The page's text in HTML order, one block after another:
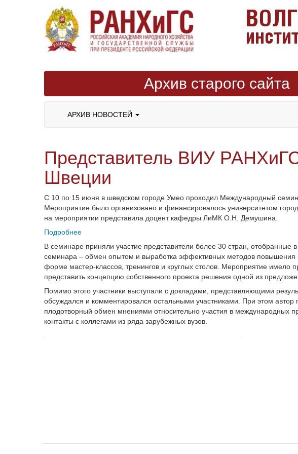
Архив старого сайта
АРХИВ НОВОСТЕЙ
Представитель ВИУ
Швеции
С 10 по 15 июня в шведском городе Умео проходил Международный
Мероприятие было организовано и финансировалось университетом
на мероприятии представила доцент кафедры ЛиМК О.Н. Демушина.
Подробнее
В семинаре приняли участие представители более 30 стран,
семинара – обмен опытом и выработка эффективных методов
форме мастер-классов, тренингов и круглых столов. Мероприятие имело
представить концепцию собственного проекта решения одной из
Помимо этого участники выступали с докладами, представляющими
обсуждался и комментировался остальными участниками. При этом
плодотворный обмен мнениями относительно участия в международных
контакты с коллегами из ряда зарубежных вузов.